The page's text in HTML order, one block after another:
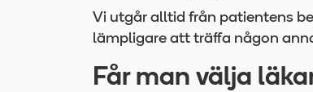
Vi utgår alltid från patientens
lämpligare att träffa någon
Får man välja